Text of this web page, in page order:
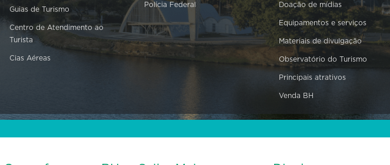
Guias de Turismo
Centro de Atendimento ao
Turista
Cias Aéreas
Polícia Federal Doação de mídias
Equipamentos e serviços
Materiais de divulgação
Observatório do Turismo
Principais atrativos
Venda BH